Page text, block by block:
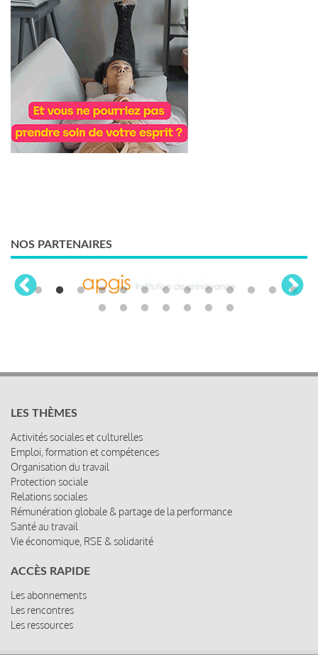
NOS PARTENAIRES
LES THÈMES
Activités sociales et culturelles
Emploi, formation et compétences
Organisation du travail
Protection sociale
Relations sociales
Rémunération globale & partage de la performance
Santé au travail
Vie économique, RSE & solidarité
ACCÈS RAPIDE
Les abonnements
Les rencontres
Les ressources